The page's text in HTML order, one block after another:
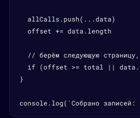
  allCalls.push(...data)
  offset += data.length
// берём следующую
if (offset >= total ||
}
console.log(`Собрано